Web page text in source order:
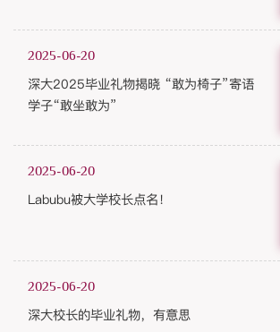
2025-06-20
深大2025毕业礼物揭晓 “敢为椅子”寄语
学子“敢坐敢为”
2025-06-20
Labubu被大学校长点名！
2025-06-20
深大校长的毕业礼物，有意思